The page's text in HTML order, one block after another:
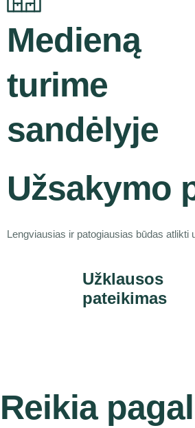
Medieną
turime
sandėlyje
Užsakymo
Lengviausias ir patogiausias būdas atlikti
Užklausos
pateikimas
Reikia